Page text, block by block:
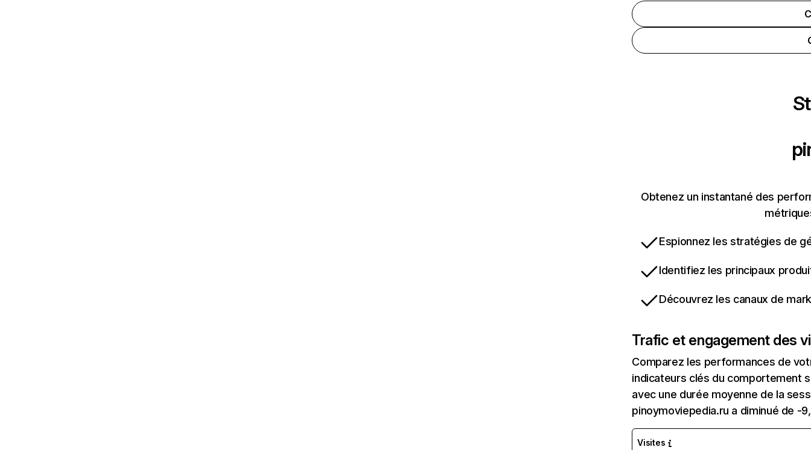
Obtenez un instantané des
Espionnez les stratégies de
Identifiez les principaux
Découvrez les canaux de
Trafic et engagement des
Comparez les performances de
indicateurs clés du comportement
avec une durée moyenne de la
pinoymoviepedia.ru a diminué de -
Visites